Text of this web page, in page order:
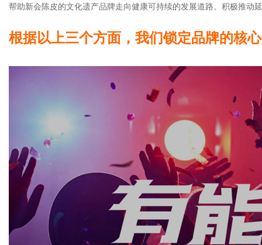
帮助新会陈皮的文化遗产品牌走向健康可持续的发展道路。积极推动
根据以上三个方面，我们锁定品牌的核